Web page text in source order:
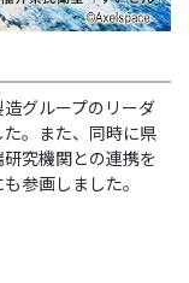
グループのリーダ
。また、同時に県
究機関との連携を
参画しました。